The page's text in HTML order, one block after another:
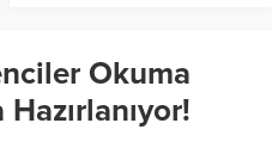
Okuma